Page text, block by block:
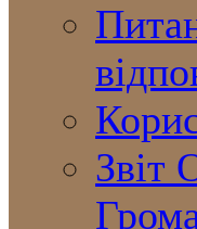
Звіт